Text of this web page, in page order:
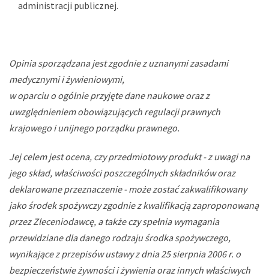
administracji publicznej.
Opinia sporządzana jest zgodnie z uznanymi zasadami
medycznymi i żywieniowymi,
w oparciu o ogólnie przyjęte dane naukowe oraz z
uwzględnieniem obowiązujących regulacji prawnych
krajowego i unijnego porządku prawnego.
Jej celem jest ocena, czy przedmiotowy produkt - z uwagi na
jego skład, właściwości poszczególnych składników oraz
deklarowane przeznaczenie - może zostać zakwalifikowany
jako środek spożywczy zgodnie z kwalifikacją zaproponowaną
przez Zleceniodawcę, a także czy spełnia wymagania
przewidziane dla danego rodzaju środka spożywczego,
wynikające z przepisów ustawy z dnia 25 sierpnia 2006 r. o
bezpieczeństwie żywności i żywienia oraz innych właściwych